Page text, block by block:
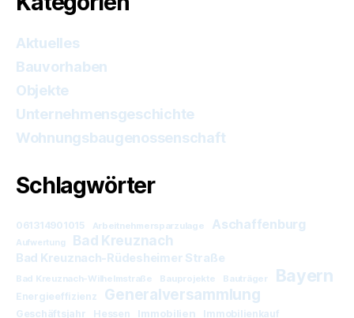
Aktuelles
Bauvorhaben
Objekte
Unternehmensgeschichte
Wohnungsbaugenossenschaft
Schlagwörter
061314901015 Arbeitnehmersparzulage Aschaffenburg
Aufwertung Bad Kreuznach
Bad Kreuznach-Rüdesheimer Straße
Bad Kreuznach-Wilhelmstraße Bauprojekte Bauträger Bayern
Energieeffizienz Generalversammlung
Geschäftsjahr Hessen Immobilien Immobilienkauf